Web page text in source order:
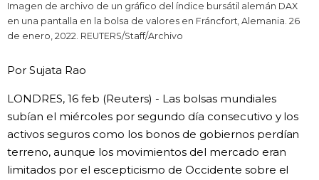
Más
Fragmentos de Japón
Gente
Imagen de archivo de un gráfico del índice bursátil alemán DAX
en una pantalla en la bolsa de valores en Fráncfort, Alemania. 26
de enero, 2022. REUTERS/Staff/Archivo
Por Sujata Rao
LONDRES, 16 feb (Reuters) - Las bolsas mundiales
subían el miércoles por segundo día consecutivo y los
activos seguros como los bonos de gobiernos perdían
terreno, aunque los movimientos del mercado eran
limitados por el escepticismo de Occidente sobre el